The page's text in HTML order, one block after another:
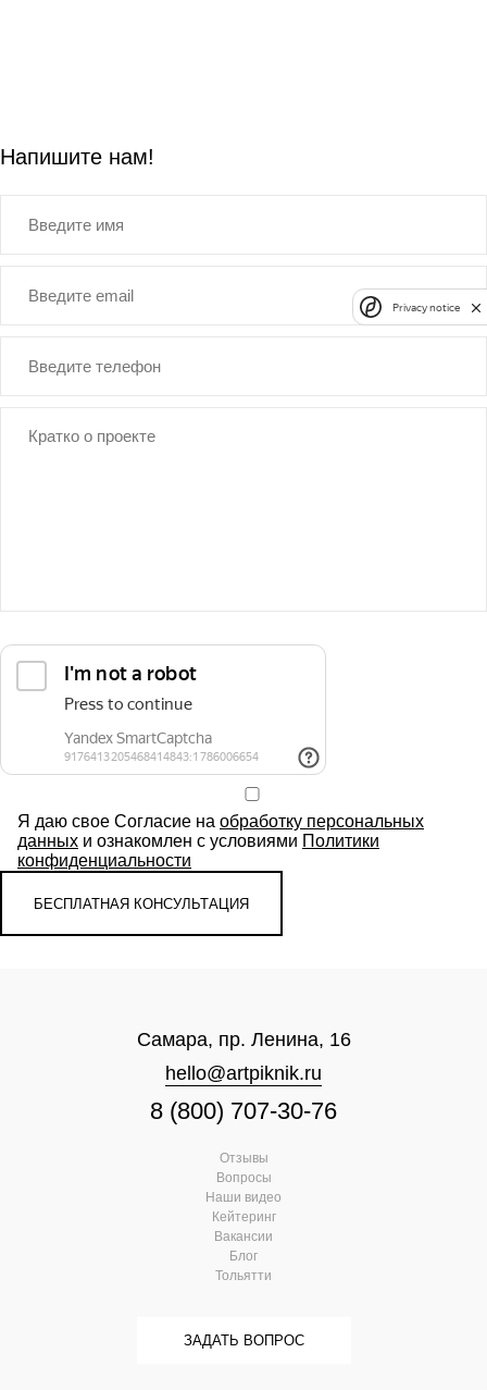
Напишите нам!
Я даю свое Согласие на обработку персональных
данных и ознакомлен с условиями Политики
конфиденциальности
Самара, пр. Ленина, 16
hello@artpiknik.ru
8 (800) 707-30-76
Отзывы
Вопросы
Наши видео
Кейтеринг
Вакансии
Блог
Тольятти
ЗАДАТЬ ВОПРОС
Privacy notice